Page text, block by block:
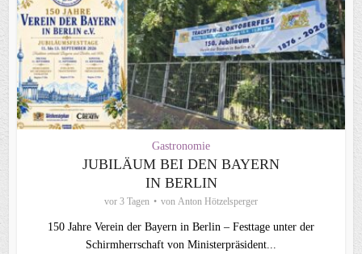
Gastronomie
JUBILÄUM BEI DEN BAYERN
IN BERLIN
vor 3 Tagen von Anton Hötzelsperger
150 Jahre Verein der Bayern in Berlin – Festtage unter der
Schirmherrschaft von Ministerpräsident...